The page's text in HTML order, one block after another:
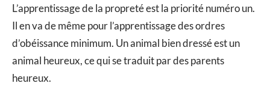
L’apprentissage de la propreté est la priorité numéro un.
Il en va de même pour l’apprentissage des ordres
d’obéissance minimum. Un animal bien dressé est un
animal heureux, ce qui se traduit par des parents
heureux.